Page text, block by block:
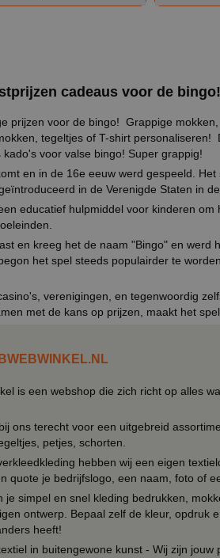
cadeaus voor de bingo!
prijzen voor de bingo! Grappige
tegeltjes of T-shirt
voor valse bingo! Super grappig!
en in de 16e eeuw werd gespeeld.
in de Verenigde Staten in
educatief hulpmiddel voor kinderen
en kreeg het de naam "Bingo" en
het spel steeds populairder te
verenigingen, en tegenwoordig
met de kans op prijzen, maakt het
is een webshop die zich richt op alles
ons terecht voor een uitgebreid
petjes, schorten.
hebben wij een eigen
quote je bedrijfslogo, een naam, foto of
je simpel en snel kleding bedrukken,
ontwerp. Bepaal zelf de kleur, opdruk
heeft!
in buitengewone kunst - Wij zijn